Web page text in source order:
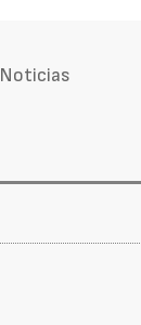
Noticias